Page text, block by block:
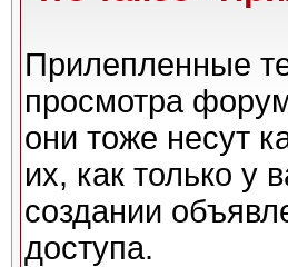
Прилепленные
просмотра
они тоже несут
их, как только у
создании
доступа.